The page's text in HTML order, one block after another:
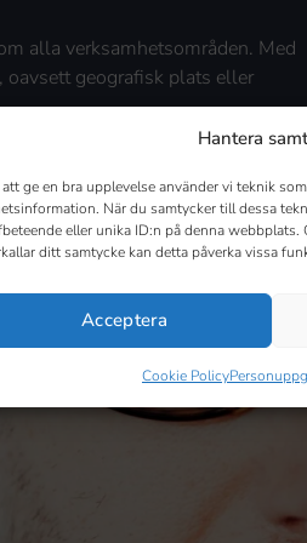
Hantera
att ge en bra upplevelse använder vi teknik
När du samtycker till dessa
eller unika ID:n på denna webbplats.
ditt samtycke kan detta påverka vissa
Acceptera
Cookie Policy
alla verksamhetsområden. Med
oavsett geografisk plats eller